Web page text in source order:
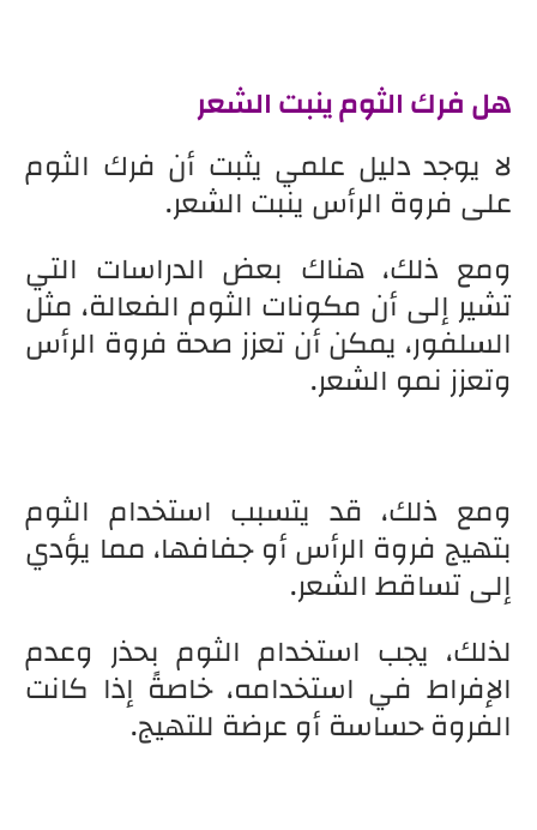
هل فرك الثوم ينبت الشعر
لا يوجد دليل علمي يثبت أن فرك الثوم
على فروة الرأس ينبت الشعر.
ومع ذلك، هناك بعض الدراسات التي
تشير إلى أن مكونات الثوم الفعالة، مثل
السلفور، يمكن أن تعزز صحة فروة الرأس
وتعزز نمو الشعر.
ومع ذلك، قد يتسبب استخدام الثوم
بتهيج فروة الرأس أو جفافها، مما يؤدي
إلى تساقط الشعر.
لذلك، يجب استخدام الثوم بحذر وعدم
الإفراط في استخدامه، خاصةً إذا كانت
الفروة حساسة أو عرضة للتهيج.